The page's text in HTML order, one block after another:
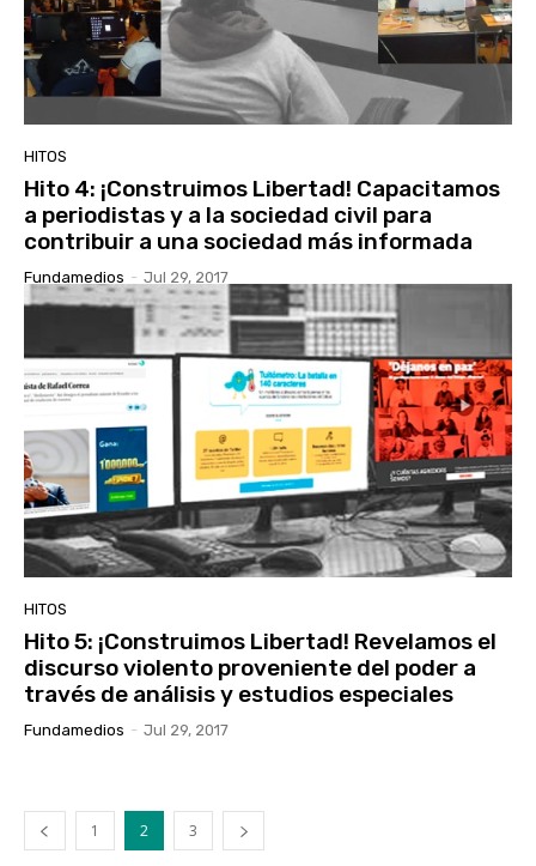
HITOS
Hito 4: ¡Construimos Libertad! Capacitamos
a periodistas y a la sociedad civil para
contribuir a una sociedad más informada
Fundamedios - Jul 29, 2017
HITOS
Hito 5: ¡Construimos Libertad! Revelamos el
discurso violento proveniente del poder a
través de análisis y estudios especiales
Fundamedios - Jul 29, 2017
1 2 3